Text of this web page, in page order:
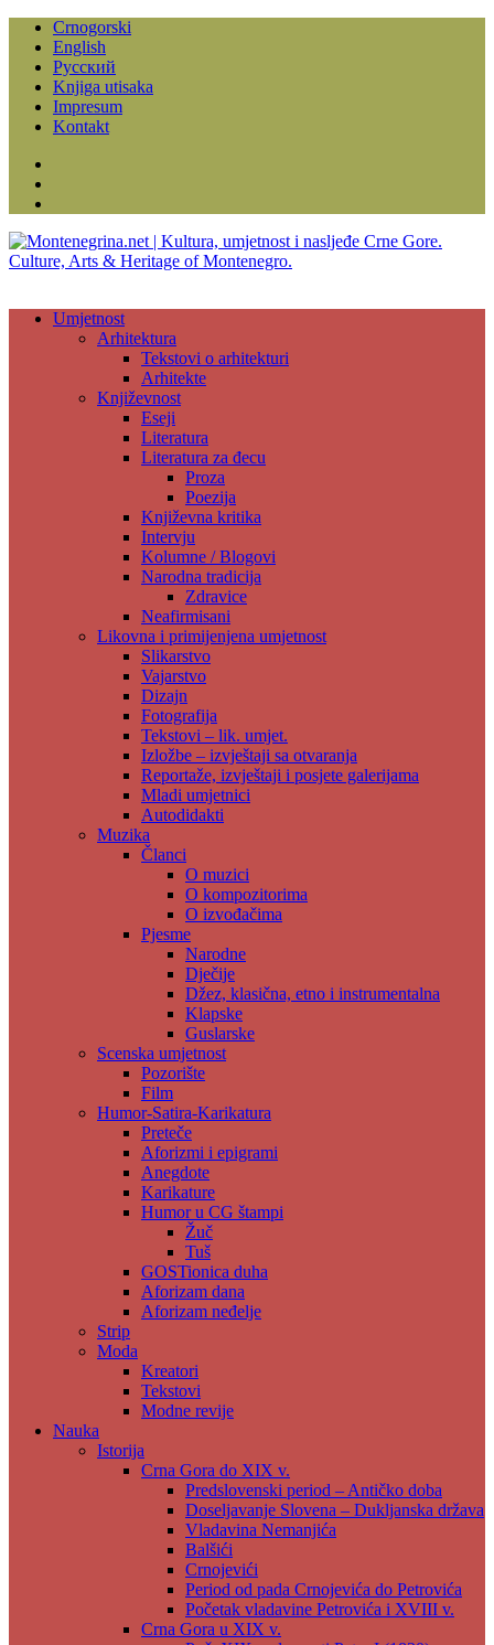
Crnogorski
English
Русский
Knjiga utisaka
Impresum
Kontakt
Umjetnost
Arhitektura
Tekstovi o arhitekturi
Arhitekte
Književnost
Eseji
Literatura
Literatura za đecu
Proza
Poezija
Književna kritika
Intervju
Kolumne / Blogovi
Narodna tradicija
Zdravice
Neafirmisani
Likovna i primijenjena umjetnost
Slikarstvo
Vajarstvo
Dizajn
Fotografija
Tekstovi – lik. umjet.
Izložbe – izvještaji sa otvaranja
Reportaže, izvještaji i posjete galerijama
Mladi umjetnici
Autodidakti
Muzika
Članci
O muzici
O kompozitorima
O izvođačima
Pjesme
Narodne
Dječije
Džez, klasična, etno i instrumentalna
Klapske
Guslarske
Scenska umjetnost
Pozorište
Film
Humor-Satira-Karikatura
Preteče
Aforizmi i epigrami
Anegdote
Karikature
Humor u CG štampi
Žuč
Tuš
GOSTionica duha
Aforizam dana
Aforizam neđelje
Strip
Moda
Kreatori
Tekstovi
Modne revije
Nauka
Istorija
Crna Gora do XIX v.
Predslovenski period – Antičko doba
Doseljavanje Slovena – Dukljanska država
Vladavina Nemanjića
Balšići
Crnojevići
Period od pada Crnojevića do Petrovića
Početak vladavine Petrovića i XVIII v.
Crna Gora u XIX v.